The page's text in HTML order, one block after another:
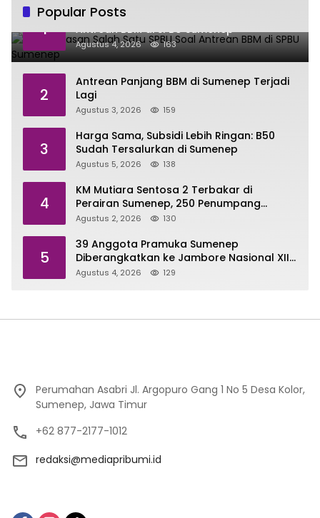
Popular Posts
1
Ini Penjelasan Salah Satu SPBU Soal
Antrean BBM di SPBU Sumenep
Agustus 4, 2026 163
2
Antrean Panjang BBM di Sumenep Terjadi
Lagi
Agustus 3, 2026 159
3
Harga Sama, Subsidi Lebih Ringan: B50
Sudah Tersalurkan di Sumenep
Agustus 5, 2026 138
4
KM Mutiara Sentosa 2 Terbakar di
Perairan Sumenep, 250 Penumpang
Dievakuasi
Agustus 2, 2026 130
5
39 Anggota Pramuka Sumenep
Diberangkatkan ke Jambore Nasional XII
di Cibubur
Agustus 4, 2026 129
Perumahan Asabri Jl. Argopuro Gang 1 No 5 Desa Kolor,
Sumenep, Jawa Timur
+62 877-2177-1012
redaksi@mediapribumi.id